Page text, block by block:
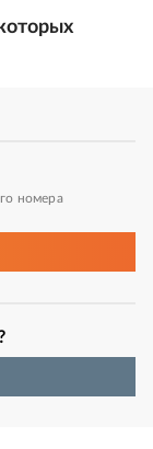
номера